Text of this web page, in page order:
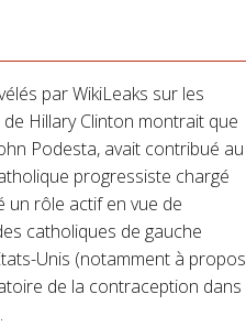
par WikiLeaks sur les
Hillary Clinton montrait que
Podesta, avait contribué au
progressiste chargé
un rôle actif en vue de
catholiques de gauche
Unis (notamment à propos
de la contraception dans